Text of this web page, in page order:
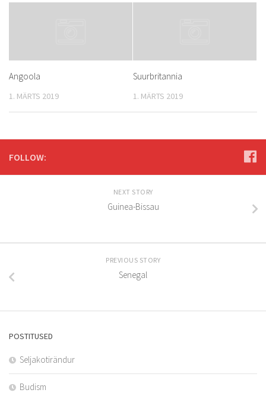
Angoola
1. MÄRTS 2019
Suurbritannia
1. MÄRTS 2019
FOLLOW:
NEXT STORY
Guinea-Bissau
PREVIOUS STORY
Senegal
POSTITUSED
Seljakotirändur
Budism